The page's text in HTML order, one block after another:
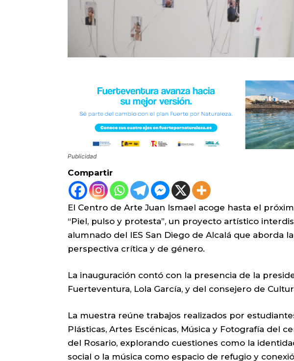
Publicidad
Compartir
El Centro de Arte Juan Ismael acoge hasta el
“Piel, pulso y protesta”, un proyecto artístico
alumnado del IES San Diego de Alcalá que aborda
perspectiva crítica y de género.
La inauguración contó con la presencia de la
Fuerteventura, Lola García, y del consejero de
La muestra reúne trabajos realizados por
Plásticas, Artes Escénicas, Música y Fotografía del
del Rosario, explorando cuestiones como la
social o la música como espacio de refugio y